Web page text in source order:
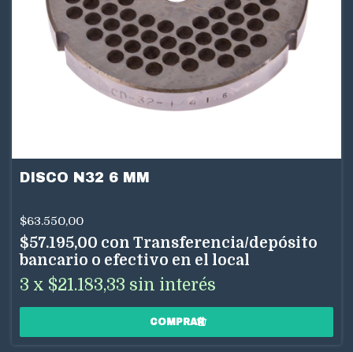
DISCO N32 6 MM
$63.550,00
$57.195,00 con Transferencia/depósito
bancario o efectivo en el local
3 x $21.183,33 sin interés